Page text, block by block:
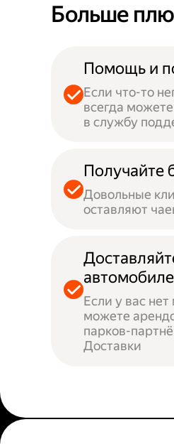
Больше
Помощь и
Если что-то
всегда
в службу
Получайте
Довольные
оставляют
автомобиле
Если у вас
можете
парков-
Доставки